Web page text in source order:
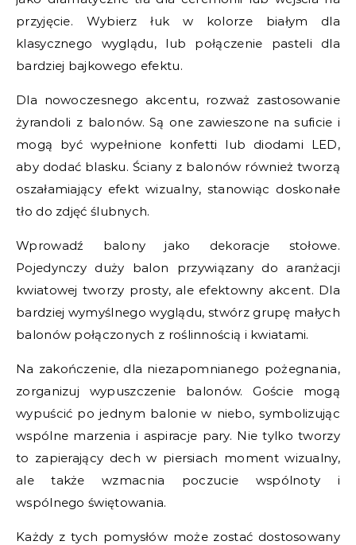
przyjęcie. Wybierz łuk w kolorze białym dla
klasycznego wyglądu, lub połączenie pasteli dla
bardziej bajkowego efektu.
Dla nowoczesnego akcentu, rozważ zastosowanie
żyrandoli z balonów. Są one zawieszone na suficie i
mogą być wypełnione konfetti lub diodami LED,
aby dodać blasku. Ściany z balonów również tworzą
oszałamiający efekt wizualny, stanowiąc doskonałe
tło do zdjęć ślubnych.
Wprowadź balony jako dekoracje stołowe.
Pojedynczy duży balon przywiązany do aranżacji
kwiatowej tworzy prosty, ale efektowny akcent. Dla
bardziej wymyślnego wyglądu, stwórz grupę małych
balonów połączonych z roślinnością i kwiatami.
Na zakończenie, dla niezapomnianego pożegnania,
zorganizuj wypuszczenie balonów. Goście mogą
wypuścić po jednym balonie w niebo, symbolizując
wspólne marzenia i aspiracje pary. Nie tylko tworzy
to zapierający dech w piersiach moment wizualny,
ale także wzmacnia poczucie wspólnoty i
wspólnego świętowania.
Każdy z tych pomysłów może zostać dostosowany